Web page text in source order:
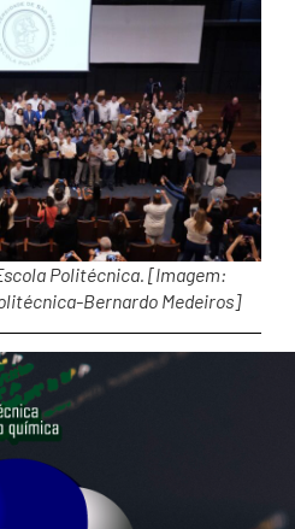
Politécnica. [Imagem:
Bernardo Medeiros]